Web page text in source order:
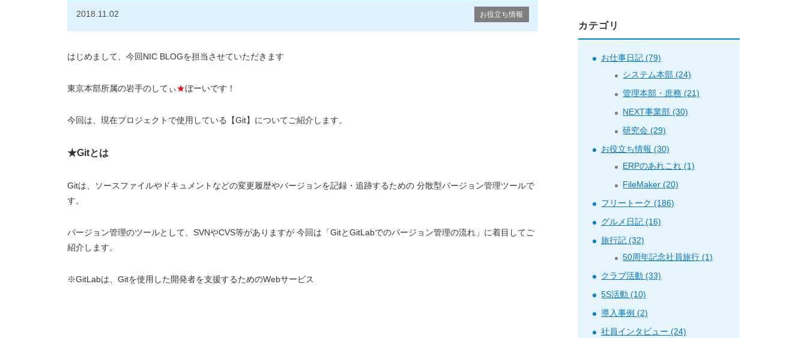
2018.11.02 お役立ち情報
はじめまして、今回NIC BLOGを担当させていただきます
東京本部所属の岩手のしてぃ★ぼーいです！
今回は、現在プロジェクトで使用している【Git】についてご紹介します。
★Gitとは
Gitは、ソースファイルやドキュメントなどの変更履歴やバージョンを記録・追跡するための 分散型バージョン管理ツールで
す。
バージョン管理のツールとして、SVNやCVS等がありますが 今回は「GitとGitLabでのバージョン管理の流れ」に着目してご
紹介します。
※GitLabは、Gitを使用した開発者を支援するためのWebサービス
カテゴリ
お仕事日記 (79)
システム本部 (24)
管理本部・庶務 (21)
NEXT事業部 (30)
研究会 (29)
お役立ち情報 (30)
ERPのあれこれ (1)
FileMaker (20)
フリートーク (186)
グルメ日記 (16)
旅行記 (32)
50周年記念社員旅行 (1)
クラブ活動 (33)
5S活動 (10)
導入事例 (2)
社員インタビュー (24)